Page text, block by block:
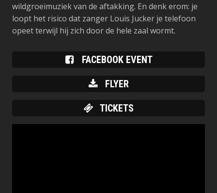
wildgroeimuziek van de aftakking. En denk erom: je
loopt het risico dat zanger Louis Jucker je telefoon
opeet terwijl hij zich door de hele zaal wormt.
FACEBOOK EVENT
FLYER
TICKETS